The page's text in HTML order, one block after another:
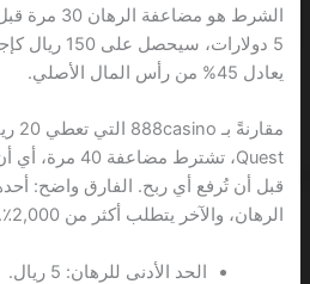
الشرط هو
5 دولارات،
يعادل 45% من رأس المال الأصلي.
الرهان، والآخر يتطلب أكثر من 2,000٪.
الحد الأدنى للرهان: 5 ريال.